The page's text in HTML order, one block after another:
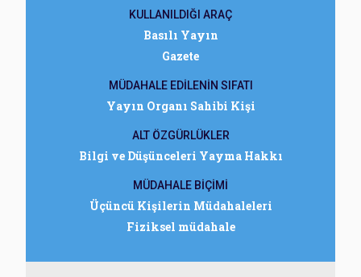
KULLANILDIĞI ARAÇ
Basılı Yayın
Gazete
MÜDAHALE EDİLENİN SIFATI
Yayın Organı Sahibi Kişi
ALT ÖZGÜRLÜKLER
Bilgi ve Düşünceleri Yayma Hakkı
MÜDAHALE BİÇİMİ
Üçüncü Kişilerin Müdahaleleri
Fiziksel müdahale